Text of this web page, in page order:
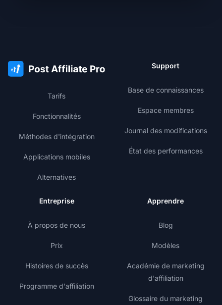
Tarifs
Fonctionnalités
Méthodes d'intégration
Applications mobiles
Alternatives
Support
Base de connaissances
Espace membres
Journal des modifications
État des performances
Entreprise
À propos de nous
Prix
Histoires de succès
Programme d'affiliation
Apprendre
Blog
Modèles
Académie de marketing
d'affiliation
Glossaire du marketing